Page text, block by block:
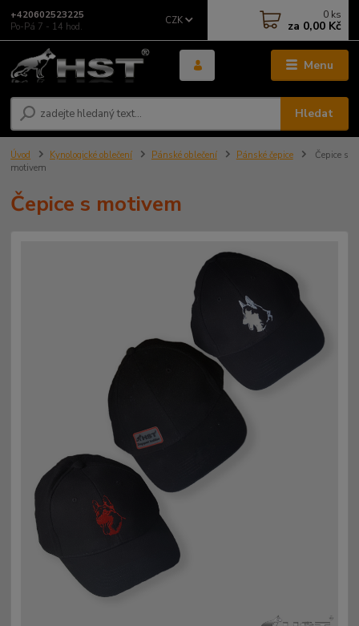
Menu
CZK
Hledat
+420602523225
Po-Pá 7 - 14 hod.
0 ks
za 0,00 Kč
Úvod Kynologické oblečení Pánské oblečení Pánské čepice
Čepice s
motivem
Čepice s motivem